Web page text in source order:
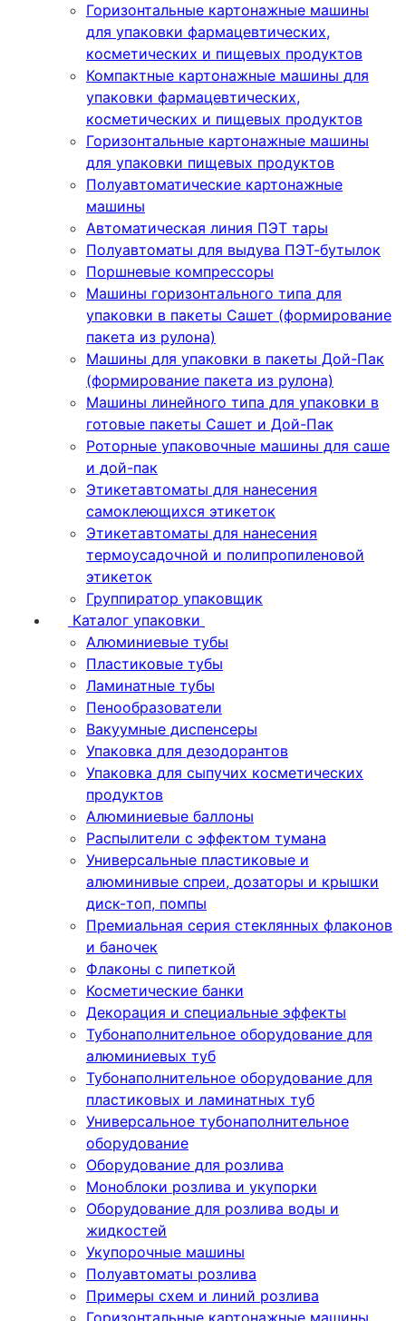
Горизонтальные картонажные машины
для упаковки фармацевтических,
косметических и пищевых продуктов
Компактные картонажные машины для
упаковки фармацевтических,
косметических и пищевых продуктов
Горизонтальные картонажные машины
для упаковки пищевых продуктов
Полуавтоматические картонажные
машины
Автоматическая линия ПЭТ тары
Полуавтоматы для выдува ПЭТ-бутылок
Поршневые компрессоры
Машины горизонтального типа для
упаковки в пакеты Сашет (формирование
пакета из рулона)
Машины для упаковки в пакеты Дой-Пак
(формирование пакета из рулона)
Машины линейного типа для упаковки в
готовые пакеты Сашет и Дой-Пак
Роторные упаковочные машины для саше
и дой-пак
Этикетавтоматы для нанесения
самоклеющихся этикеток
Этикетавтоматы для нанесения
термоусадочной и полипропиленовой
этикеток
Группиратор упаковщик
Каталог упаковки
Алюминиевые тубы
Пластиковые тубы
Ламинатные тубы
Пенообразователи
Вакуумные диспенсеры
Упаковка для дезодорантов
Упаковка для сыпучих косметических
продуктов
Алюминиевые баллоны
Распылители с эффектом тумана
Универсальные пластиковые и
алюминивые спреи, дозаторы и крышки
диск-топ, помпы
Премиальная серия стеклянных флаконов
и баночек
Флаконы с пипеткой
Косметические банки
Декорация и специальные эффекты
Тубонаполнительное оборудование для
алюминиевых туб
Тубонаполнительное оборудование для
пластиковых и ламинатных туб
Универсальное тубонаполнительное
оборудование
Оборудование для розлива
Моноблоки розлива и укупорки
Оборудование для розлива воды и
жидкостей
Укупорочные машины
Полуавтоматы розлива
Примеры схем и линий розлива
Горизонтальные картонажные машины